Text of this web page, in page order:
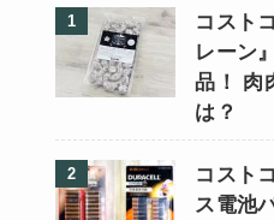
コスト
レーン
品！ 肉
は？
コスト
ス電池